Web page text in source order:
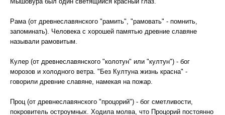
Рама (от древнеславянского "рамить", "рамовать" - помнить,
запоминать). Человека с хорошей памятью древние славяне
называли рамовитым.
Кулер (от древнеславянского "колотун" или "култун") - бог
морозов и холодного ветра. "Без Култуна жизнь красна" -
говорили древние славяне, намекая на пожар.
Проц (от древнеславянского "процорий") - бог сметливости,
покровитель остроумных. Ходила молва, что Процорий постоянно